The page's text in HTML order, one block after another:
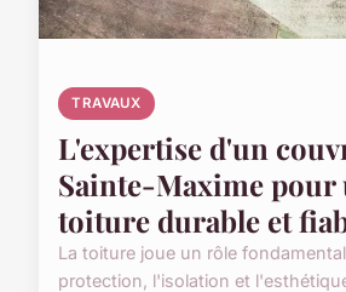
TRAVAUX
L'expertise d'un
Sainte-Maxime pour
toiture durable et
La toiture joue un rôle
protection, l'isolation et